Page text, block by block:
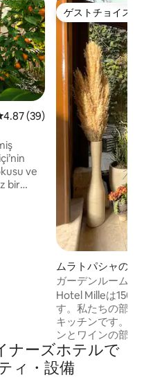
ビュー39件、5つ星中4.87つ
4.87 (39)
ve
bir
ゲストチョイス
ゲストチョイス
ムラトパシャのホ
ガーデンルーム（
Hotel Milleは150
す。私たちの部屋
キッチンです。部
ンとワインの部屋
した。2000年前
後ろにあります。
レックススイート
ナ⁠ー⁠ズホ⁠テ⁠ル⁠で
ィ⁠・設⁠備